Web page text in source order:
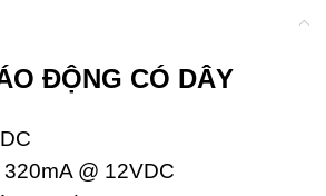
ĐỘNG CÓ DÂY
@ 12VDC